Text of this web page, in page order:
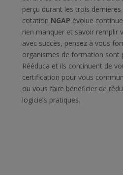
perçu durant les trois dernières
cotation NGAP évolue
rien manquer et savoir remplir
avec succès, pensez à vous
organismes de formation sont
Rééduca et ils continuent de
certification pour vous
ou vous faire bénéficier de
logiciels pratiques.